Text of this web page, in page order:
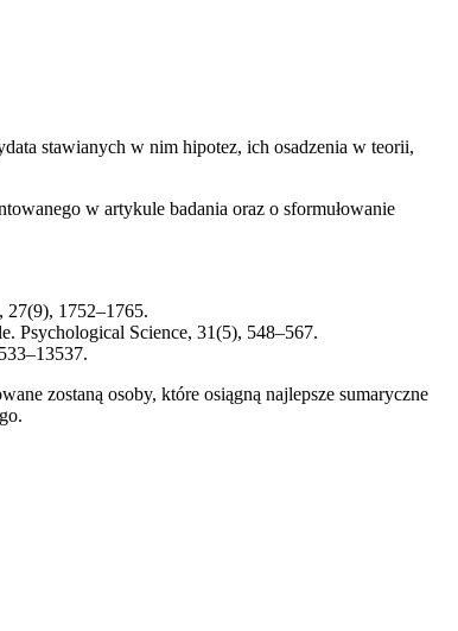
stawianych w nim hipotez, ich osadzenia w teorii,
w artykule badania oraz o sformułowanie
27(9), 1752–1765.
Psychological Science, 31(5), 548–567.
zostaną osoby, które osiągną najlepsze sumaryczne